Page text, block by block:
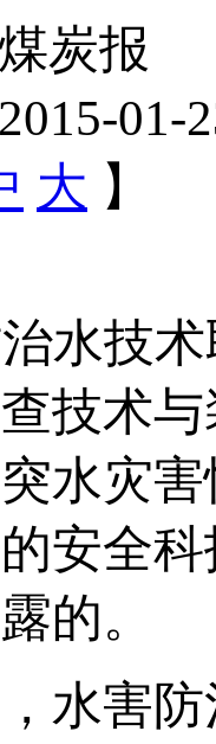
炭报
01-
大 】
水技术
技术
水灾
安全
的。
害防